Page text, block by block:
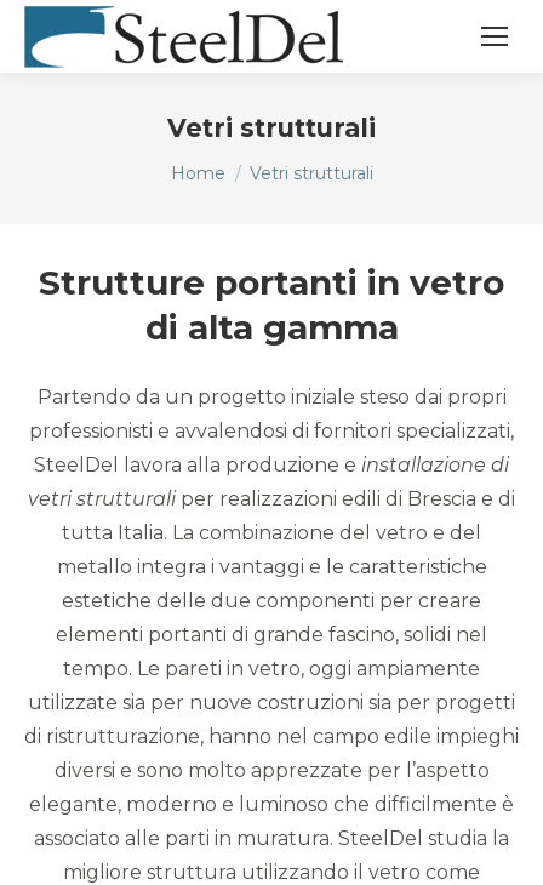
Vetri strutturali
Tu sei qui:
Home Vetri strutturali
Strutture portanti in vetro
di alta gamma
Partendo da un progetto iniziale steso dai propri
professionisti e avvalendosi di fornitori specializzati,
SteelDel lavora alla produzione e installazione di
vetri strutturali per realizzazioni edili di Brescia e di
tutta Italia. La combinazione del vetro e del
metallo integra i vantaggi e le caratteristiche
estetiche delle due componenti per creare
elementi portanti di grande fascino, solidi nel
tempo. Le pareti in vetro, oggi ampiamente
utilizzate sia per nuove costruzioni sia per progetti
di ristrutturazione, hanno nel campo edile impieghi
diversi e sono molto apprezzate per l’aspetto
elegante, moderno e luminoso che difficilmente è
associato alle parti in muratura. SteelDel studia la
migliore struttura utilizzando il vetro come